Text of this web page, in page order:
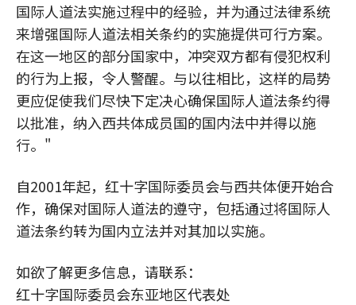
国际人道法实施过程中的经验，并为通过法律系统
来增强国际人道法相关条约的实施提供可行方案。
在这一地区的部分国家中，冲突双方都有侵犯权利
的行为上报，令人警醒。与以往相比，这样的局势
更应促使我们尽快下定决心确保国际人道法条约得
以批准，纳入西共体成员国的国内法中并得以施
行。"
自2001年起，红十字国际委员会与西共体便开始合
作，确保对国际人道法的遵守，包括通过将国际人
道法条约转为国内立法并对其加以实施。
如欲了解更多信息，请联系：
红十字国际委员会东亚地区代表处